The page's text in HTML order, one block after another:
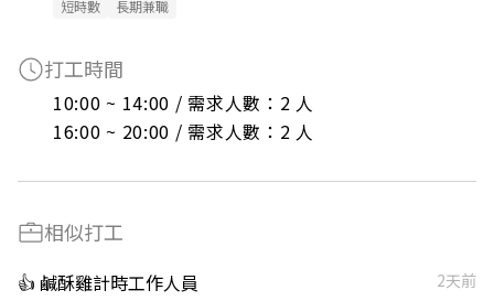
短時數 長期兼職
打工時間
10:00 ~ 14:00 / 需求人數：2 人
16:00 ~ 20:00 / 需求人數：2 人
相似打工
👍 鹹酥雞計時工作人員
2天前